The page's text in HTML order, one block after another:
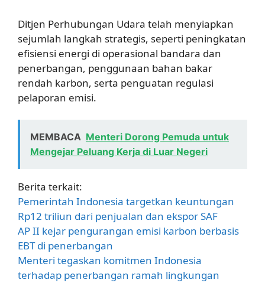
Ditjen Perhubungan Udara telah menyiapkan
sejumlah langkah strategis, seperti peningkatan
efisiensi energi di operasional bandara dan
penerbangan, penggunaan bahan bakar
rendah karbon, serta penguatan regulasi
pelaporan emisi.
MEMBACA Menteri Dorong Pemuda untuk
Mengejar Peluang Kerja di Luar Negeri
Berita terkait:
Pemerintah Indonesia targetkan keuntungan
Rp12 triliun dari penjualan dan ekspor SAF
AP II kejar pengurangan emisi karbon berbasis
EBT di penerbangan
Menteri tegaskan komitmen Indonesia
terhadap penerbangan ramah lingkungan